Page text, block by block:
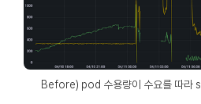
Before) pod 수용량이 수요를 따라